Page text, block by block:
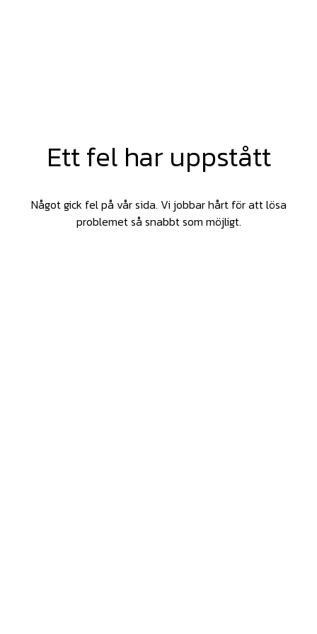
Ett fel har uppstått
Något gick fel på vår sida. Vi jobbar hårt för att lösa
problemet så snabbt som möjligt.